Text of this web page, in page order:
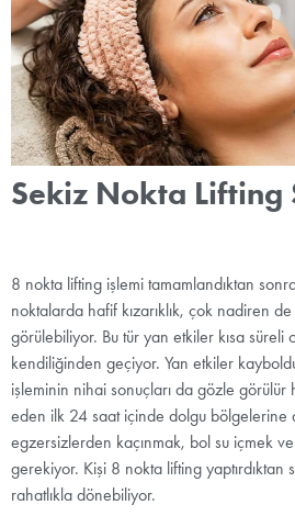
Sekiz Nokta Lifting
8 nokta lifting işlemi tamamlandıktan
noktalarda hafif kızarıklık, çok nadiren
görülebiliyor. Bu tür yan etkiler kısa süreli
kendiliğinden geçiyor. Yan etkiler
işleminin nihai sonuçları da gözle
eden ilk 24 saat içinde dolgu bölgelerine
egzersizlerden kaçınmak, bol su içmek
gerekiyor. Kişi 8 nokta lifting yaptırdıktan
rahatlıkla dönebiliyor.